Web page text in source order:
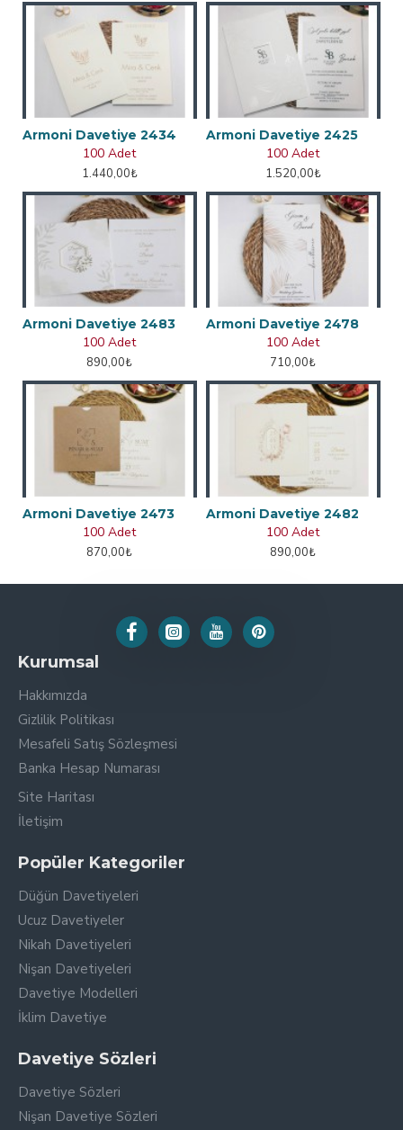
Armoni Davetiye 2434
100 Adet
1.440,00₺
Armoni Davetiye 2425
100 Adet
1.520,00₺
Armoni Davetiye 2483
100 Adet
890,00₺
Armoni Davetiye 2478
100 Adet
710,00₺
Armoni Davetiye 2473
100 Adet
870,00₺
Armoni Davetiye 2482
100 Adet
890,00₺
Kurumsal
Hakkımızda
Gizlilik Politikası
Mesafeli Satış Sözleşmesi
Banka Hesap Numarası
Site Haritası
İletişim
Popüler Kategoriler
Düğün Davetiyeleri
Ucuz Davetiyeler
Nikah Davetiyeleri
Nişan Davetiyeleri
Davetiye Modelleri
İklim Davetiye
Davetiye Sözleri
Davetiye Sözleri
Nişan Davetiye Sözleri